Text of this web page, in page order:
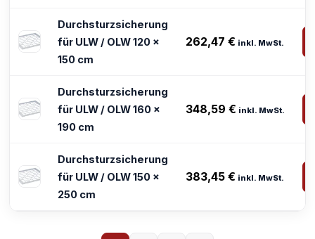
Durchsturzsicherung
für ULW / OLW 120 x
150 cm
262,47€ inkl. MwSt.
Durchsturzsicherung
für ULW / OLW 160 x
190 cm
348,59€ inkl. MwSt.
Durchsturzsicherung
für ULW / OLW 150 x
250 cm
383,45€ inkl. MwSt.